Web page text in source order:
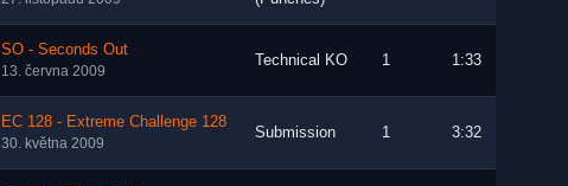
SO - Seconds Out
13. června 2009
Technical KO 1 1:33
EC 128 - Extreme Challenge 128
30. května 2009
Submission 1 3:32